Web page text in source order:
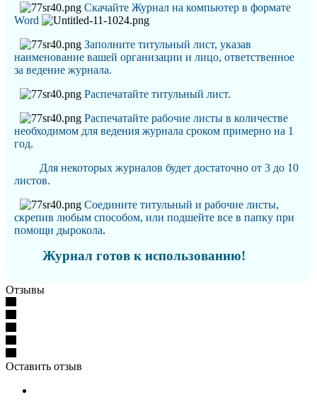
Скачайте Журнал на компьютер в формате
Word
Заполните титульный лист, указав
наименование вашей организации и лицо, ответственное
за ведение журнала.
Распечатайте титульный лист.
Распечатайте рабочие листы в количестве
необходимом для ведения журнала сроком примерно на 1
год.
Для некоторых журналов будет достаточно от 3 до 10
листов.
Соедините титульный и рабочие листы,
скрепив любым способом, или подшейте все в папку при
помощи дырокола.
Журнал готов к использованию!
Отзывы
Оставить отзыв